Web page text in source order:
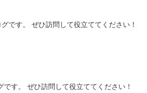
です。 ぜひ訪問して役立ててください！
す。 ぜひ訪問して役立ててください！